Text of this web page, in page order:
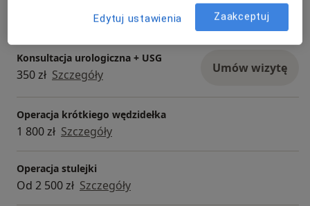
Szczegóły Umów wizytę
Konsultacja urologiczna + USG
350 zł Szczegóły Umów wizytę
Operacja krótkiego wędzidełka
1 800 zł Szczegóły
Operacja stulejki
Od 2 500 zł Szczegóły
Edytuj ustawienia Zaakceptuj